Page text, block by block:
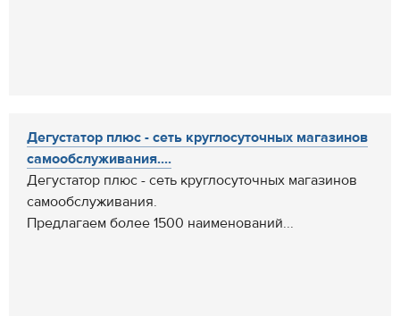
Дегустатор плюс - сеть круглосуточных магазинов
самообслуживания....
Дегустатор плюс - сеть круглосуточных магазинов
самообслуживания.
Предлагаем более 1500 наименований...